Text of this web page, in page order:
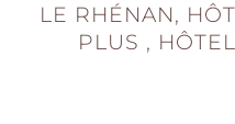
LE RHÉNAN,
PLUS ,